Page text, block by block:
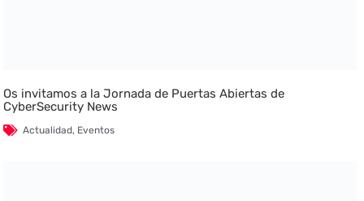
Os invitamos a la Jornada de Puertas Abiertas de
CyberSecurity News
Actualidad, Eventos